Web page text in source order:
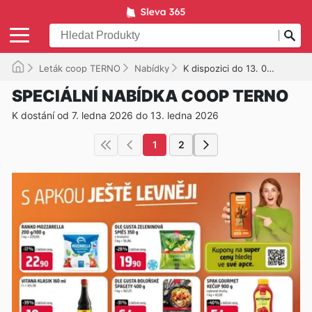
Leták coop TERNO Nabídky K dispozici do 13. 01. 2026
SPECIÁLNÍ NABÍDKA COOP TERNO
K dostání od 7. ledna 2026 do 13. ledna 2026
1 2